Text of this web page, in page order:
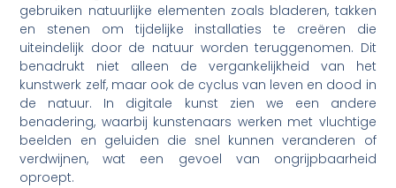
gebruiken natuurlijke elementen zoals bladeren, takken
en stenen om tijdelijke installaties te creëren die
uiteindelijk door de natuur worden teruggenomen. Dit
benadrukt niet alleen de vergankelijkheid van het
kunstwerk zelf, maar ook de cyclus van leven en dood in
de natuur. In digitale kunst zien we een andere
benadering, waarbij kunstenaars werken met vluchtige
beelden en geluiden die snel kunnen veranderen of
verdwijnen, wat een gevoel van ongrijpbaarheid
oproept.